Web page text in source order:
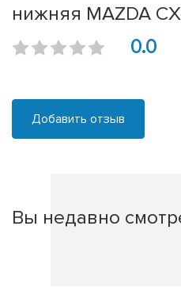
нижняя MAZDA
0.0
Добавить отзыв
Вы недавно